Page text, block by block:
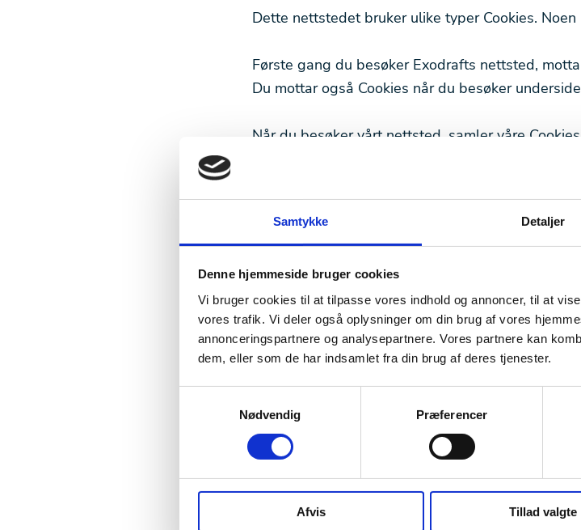
Samtykke Detaljer
Denne hjemmeside bruger cookies
Vi bruger cookies til at tilpasse vores indhold og annoncer, til at
vores trafik. Vi deler også oplysninger om din brug af vores
annonceringspartnere og analysepartnere. Vores partnere kan
dem, eller som de har indsamlet fra din brug af deres tjenester.
Nødvendig
Præferencer
Afvis Tillad valgte
Dette nettstedet bruker ulike typer Cookies.
Første gang du besøker Exodrafts nettsted,
Du mottar også Cookies når du besøker
Når du besøker vårt nettsted, samler våre
opplysningene brukes deretter til å tilpasse og
bør du slette dine Cookies og unngå videre bruk
Vi bruker Cookies til å tilpasse vårt innhold og
sosiale medier og til å analysere vår trafikk. Vi
vårt nettsted med våre partnere innen sosiale
analysepartnere. Våre partnere kan kombinere
du har gitt dem, eller som de har samlet inn fra
Nedenfor har vi utdypet hvilke Cookies som
tredjeparter som har tilgang til dem.
Kategorier av Cookies
– Nødvendige Cookies hjelper med